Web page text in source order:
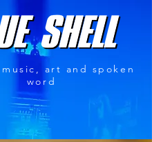
art and spoken
word